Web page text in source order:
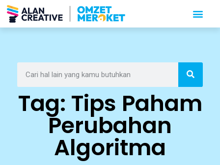
Tag: Tips Paham
Perubahan
Algoritma